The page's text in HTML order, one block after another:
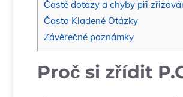
Časté dotazy a chyby při
Často Kladené Otázky
Závěrečné poznámky
Proč si zřídit